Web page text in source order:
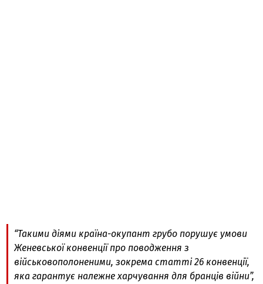
“Такими діями країна-окупант грубо порушує умови
Женевської конвенції про поводження з
військовополоненими, зокрема статті 26 конвенції,
яка гарантує належне харчування для бранців війни”,